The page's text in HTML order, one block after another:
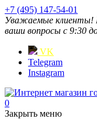
+7 (495) 147-54-01
Уважаемые
ваши вопросы с 9:30
VK
Telegram
Instagram
0
Закрыть меню